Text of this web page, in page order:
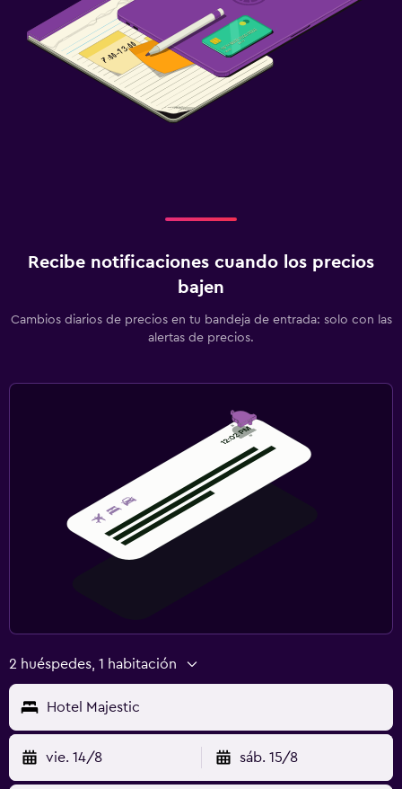
Recibe notificaciones cuando los precios
bajen
Cambios diarios de precios en tu bandeja de entrada: solo con las
alertas de precios.
2 huéspedes, 1 habitación
Hotel Majestic
vie. 14/8 sáb. 15/8